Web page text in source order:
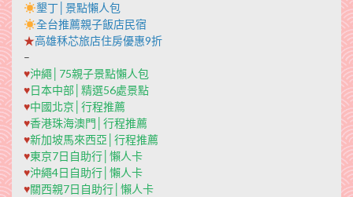
墾丁│景點懶人包
全台推薦親子飯店民宿
★高雄秝芯旅店住房優惠9折
–
♥沖繩│75親子景點懶人包
♥日本中部│精選56處景點
♥中國北京│行程推薦
♥香港珠海澳門│行程推薦
♥新加坡馬來西亞│行程推薦
♥東京7日自助行│懶人卡
♥沖繩4日自助行│懶人卡
♥關西親7日自助行│懶人卡